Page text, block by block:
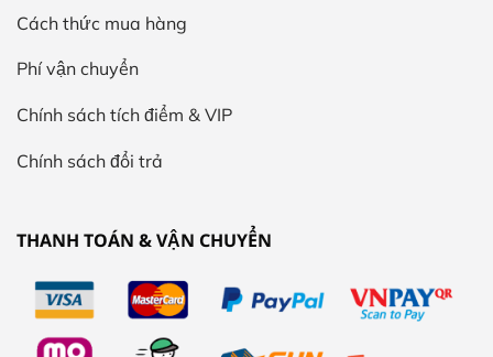
Cách thức mua hàng
Phí vận chuyển
Chính sách tích điểm & VIP
Chính sách đổi trả
THANH TOÁN & VẬN CHUYỂN